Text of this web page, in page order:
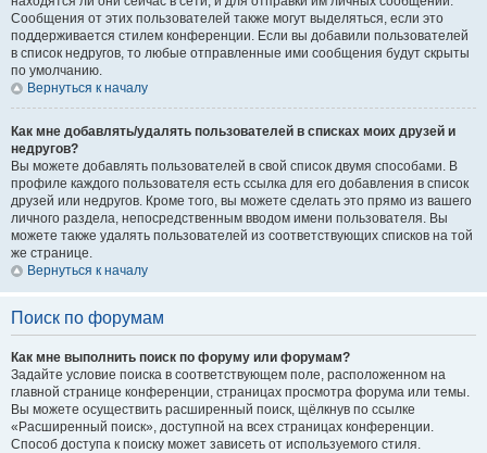
Сообщения от этих пользователей также могут выделяться, если это
поддерживается стилем конференции. Если вы добавили пользователей
в список недругов, то любые отправленные ими сообщения будут скрыты
по умолчанию.
Вернуться к началу
Как мне добавлять/удалять пользователей в списках моих друзей и
недругов?
Вы можете добавлять пользователей в свой список двумя способами. В
профиле каждого пользователя есть ссылка для его добавления в список
друзей или недругов. Кроме того, вы можете сделать это прямо из вашего
личного раздела, непосредственным вводом имени пользователя. Вы
можете также удалять пользователей из соответствующих списков на той
же странице.
Вернуться к началу
Поиск по форумам
Как мне выполнить поиск по форуму или форумам?
Задайте условие поиска в соответствующем поле, расположенном на
главной странице конференции, страницах просмотра форума или темы.
Вы можете осуществить расширенный поиск, щёлкнув по ссылке
«Расширенный поиск», доступной на всех страницах конференции.
Способ доступа к поиску может зависеть от используемого стиля.